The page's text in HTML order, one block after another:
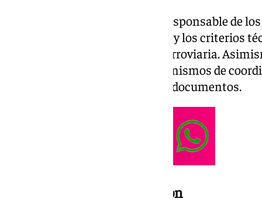
Durante el encuentro, la UTE responsable de
principales líneas de actuación y los criterios
guiarán la futura integración ferroviaria.
implicadas acordaron los mecanismos de
conjunta en la redacción de los documentos.
4,1 millones para la actuación